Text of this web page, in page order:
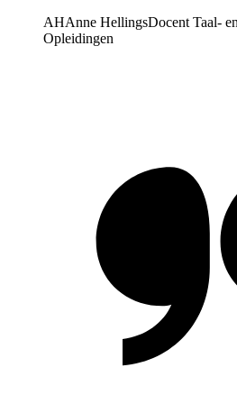
AHAnne HellingsDocent Taal-
Opleidingen